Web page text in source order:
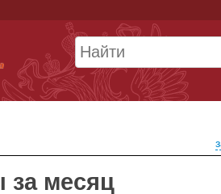
за месяц